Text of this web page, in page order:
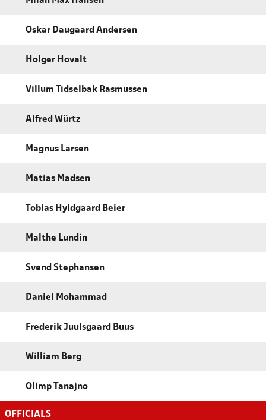
Oskar Daugaard Andersen
Holger Hovalt
Villum Tidselbak Rasmussen
Alfred Würtz
Magnus Larsen
Matias Madsen
Tobias Hyldgaard Beier
Malthe Lundin
Svend Stephansen
Daniel Mohammad
Frederik Juulsgaard Buus
William Berg
Olimp Tanajno
OFFICIALS